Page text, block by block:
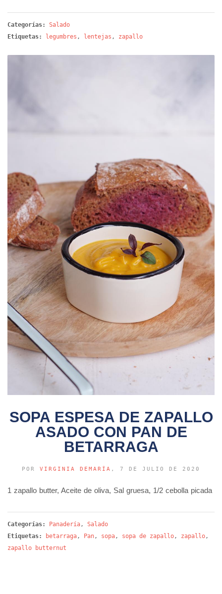
Categorías: Salado
Etiquetas:
legumbres , lentejas , zapallo
SOPA ESPESA DE ZAPALLO
ASADO CON PAN DE
BETARRAGA
POR VIRGINIA DEMARÍA , 7 DE JULIO DE 2020
1 zapallo butter, Aceite de oliva, Sal gruesa, 1/2 cebolla picada
Categorías: Panadería, Salado
Etiquetas:
betarraga, Pan, sopa, sopa de zapallo, zapallo,
zapallo butternut